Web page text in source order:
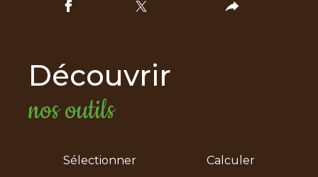
découvrir
nos outils
Sélectionner Calculer